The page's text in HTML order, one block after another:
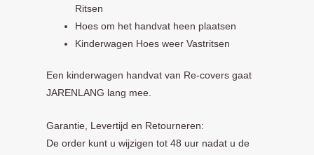
Ritsen
Hoes om het handvat heen plaatsen
Kinderwagen Hoes weer Vastritsen
Een kinderwagen handvat van Re-covers gaat
JARENLANG lang mee.
Garantie, Levertijd en Retourneren:
De order kunt u wijzigen tot 48 uur nadat u de